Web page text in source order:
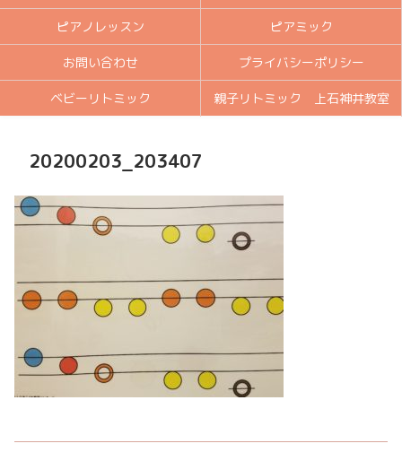
ピアノレッスン ピアミック
お問い合わせ プライバシーポリシー
ベビーリトミック 親子リトミック 上石神井教室
20200203_203407